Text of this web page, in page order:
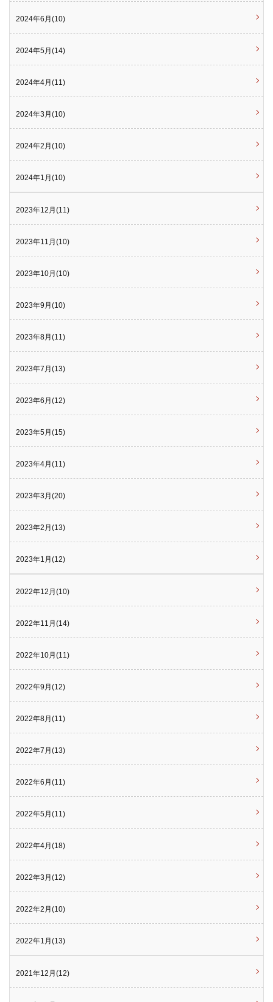
2024年6月(10)
2024年5月(14)
2024年4月(11)
2024年3月(10)
2024年2月(10)
2024年1月(10)
2023年12月(11)
2023年11月(10)
2023年10月(10)
2023年9月(10)
2023年8月(11)
2023年7月(13)
2023年6月(12)
2023年5月(15)
2023年4月(11)
2023年3月(20)
2023年2月(13)
2023年1月(12)
2022年12月(10)
2022年11月(14)
2022年10月(11)
2022年9月(12)
2022年8月(11)
2022年7月(13)
2022年6月(11)
2022年5月(11)
2022年4月(18)
2022年3月(12)
2022年2月(10)
2022年1月(13)
2021年12月(12)